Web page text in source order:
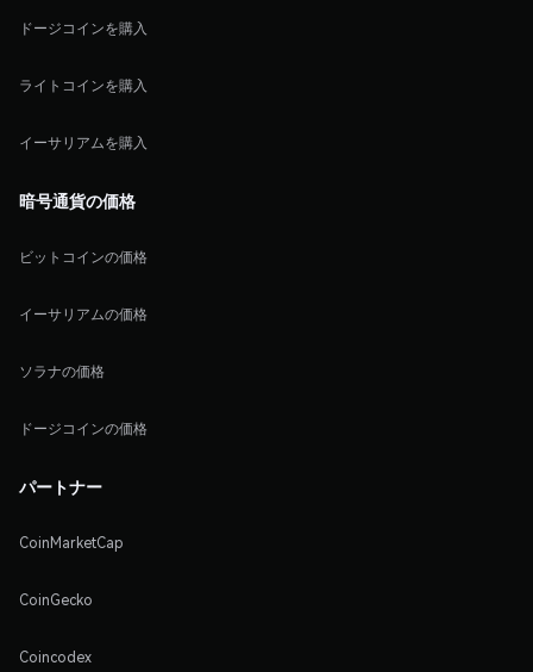
ドージコインを購入
ライトコインを購入
イーサリアムを購入
暗号通貨の価格
ビットコインの価格
イーサリアムの価格
ソラナの価格
ドージコインの価格
パートナー
CoinMarketCap
CoinGecko
Coincodex